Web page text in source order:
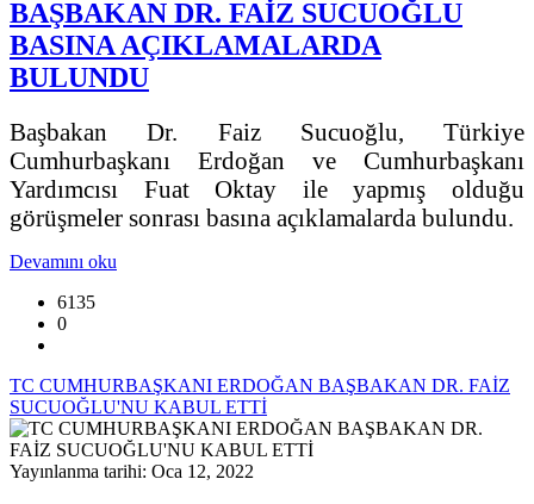
BAŞBAKAN DR. FAİZ SUCUOĞLU
BASINA AÇIKLAMALARDA
BULUNDU
Başbakan Dr. Faiz Sucuoğlu, Türkiye
Cumhurbaşkanı Erdoğan ve Cumhurbaşkanı
Yardımcısı Fuat Oktay ile yapmış olduğu
görüşmeler sonrası basına açıklamalarda bulundu.
Devamını oku
6135
0
TC CUMHURBAŞKANI ERDOĞAN BAŞBAKAN DR. FAİZ
SUCUOĞLU'NU KABUL ETTİ
Yayınlanma tarihi: Oca 12, 2022